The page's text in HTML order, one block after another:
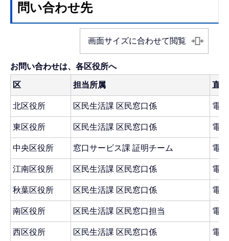
問い合わせ先
画面サイズに合わせて閲覧
お問い合わせは、各区役所へ
区 担当所属 直
北区役所 区民生活課 区民窓口係 電
東区役所 区民生活課 区民窓口係 電
中央区役所 窓口サービス課 証明チーム 電
江南区役所 区民生活課 区民窓口係 電
秋葉区役所 区民生活課 区民窓口係 電
南区役所 区民生活課 区民窓口担当 電
西区役所 区民生活課 区民窓口係 電